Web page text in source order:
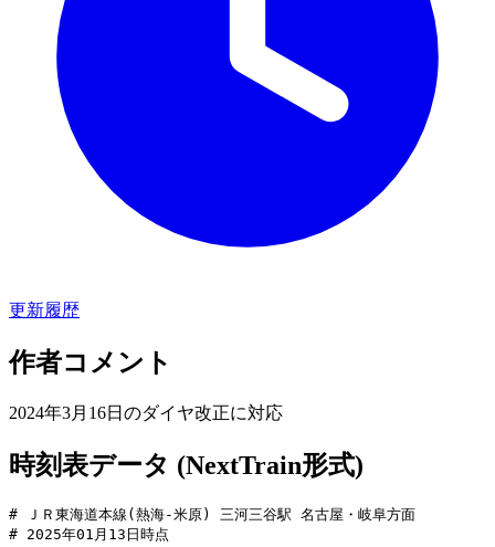
更新履歴
作者コメント
2024年3月16日のダイヤ改正に対応
時刻表データ (NextTrain形式)
# ＪＲ東海道本線(熱海-米原) 三河三谷駅 名古屋・岐阜方面
# 2025年01月13日時点